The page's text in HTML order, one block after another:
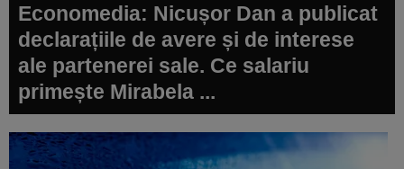
Economedia: Nicușor Dan a publicat
declarațiile de avere și de interese
ale partenerei sale. Ce salariu
primește Mirabela ...